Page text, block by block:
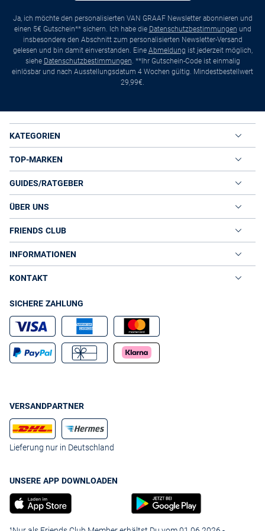
Ja, ich möchte den personalisierten VAN GRAAF Newsletter abonnieren und
einen 5€ Gutschein** sichern. Ich habe die Datenschutzbestimmungen und
insbesondere den Abschnitt zum personalisierten Newsletter-Versand
gelesen und bin damit einverstanden. Eine Abmeldung ist jederzeit möglich,
siehe Datenschutzbestimmungen. **Ihr Gutschein-Code ist einmalig
einlösbar und nach Ausstellungsdatum 4 Wochen gültig. Mindestbestellwert
29,99€.
KATEGORIEN
TOP-MARKEN
GUIDES/RATGEBER
ÜBER UNS
FRIENDS CLUB
INFORMATIONEN
KONTAKT
SICHERE ZAHLUNG
VERSANDPARTNER
Lieferung nur in Deutschland
UNSERE APP DOWNLOADEN